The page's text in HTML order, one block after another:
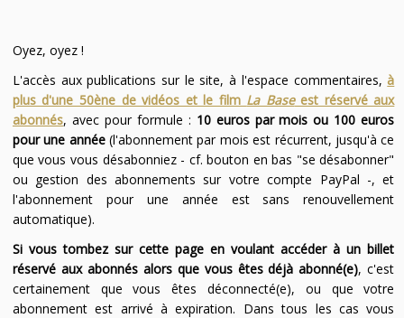
Oyez, oyez !
L'accès aux publications sur le site, à l'espace commentaires,à
plus d'une 50ène de vidéos et le film La Baseest réservé aux
abonnés, avec pour formule : 10 euros par mois ou 100 euros
pour une année(l'abonnement par mois est récurrent, jusqu'à ce
que vous vous désabonniez - cf. bouton en bas "se désabonner"
ou gestion des abonnements sur votre compte PayPal -, et
l'abonnement pour une année est sans renouvellement
automatique).
Si vous tombez sur cette page en voulant accéder à un billet
réservé aux abonnés alors que vous êtes déjà abonné(e), c'est
certainement que vous êtes déconnecté(e), ou que votre
abonnement est arrivé à expiration. Dans tous les cas vous